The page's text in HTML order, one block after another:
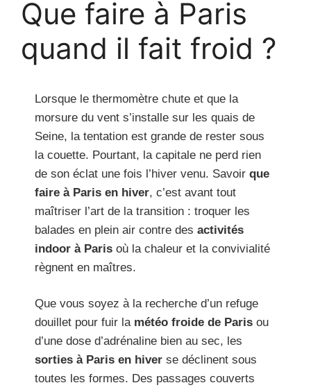
Que faire à Paris
quand il fait froid ?
Lorsque le thermomètre chute et que la
morsure du vent s’installe sur les quais de
Seine, la tentation est grande de rester sous
la couette. Pourtant, la capitale ne perd rien
de son éclat une fois l’hiver venu. Savoir que
faire à Paris en hiver, c’est avant tout
maîtriser l’art de la transition : troquer les
balades en plein air contre des activités
indoor à Paris où la chaleur et la convivialité
règnent en maîtres.
Que vous soyez à la recherche d’un refuge
douillet pour fuir la météo froide de Paris ou
d’une dose d’adrénaline bien au sec, les
sorties à Paris en hiver se déclinent sous
toutes les formes. Des passages couverts